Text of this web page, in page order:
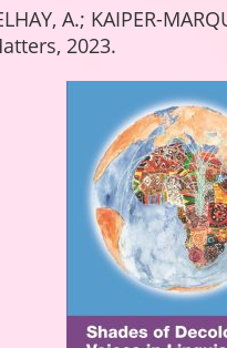
A.; KAIPER-
2023.